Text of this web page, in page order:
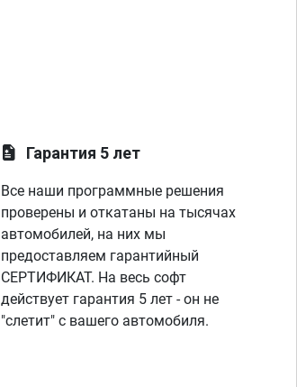
Гарантия 5 лет
Все наши программные решения
проверены и откатаны на тысячах
автомобилей, на них мы
предоставляем гарантийный
СЕРТИФИКАТ. На весь софт
действует гарантия 5 лет - он не
"слетит" с вашего автомобиля.